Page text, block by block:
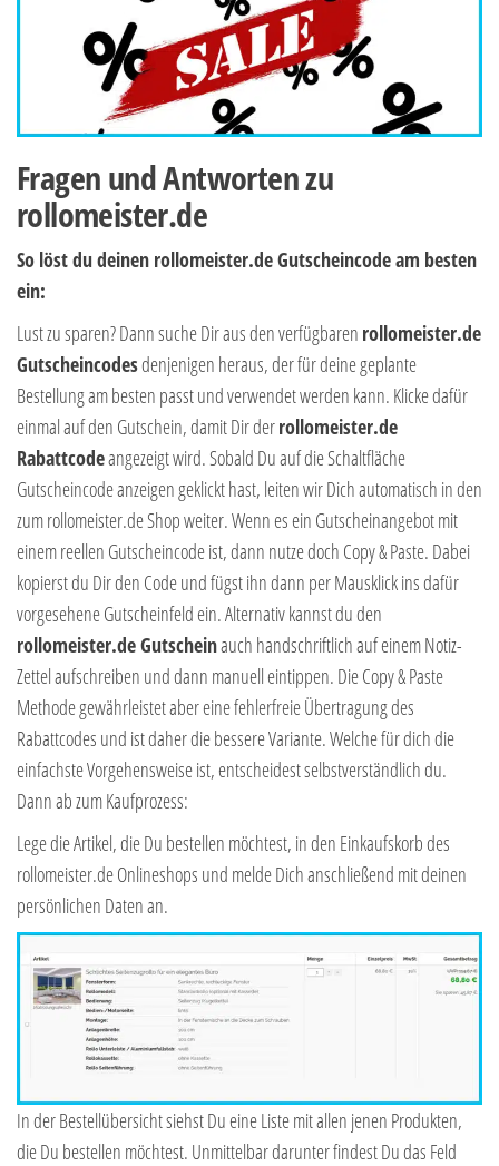
Fragen und Antworten zu
rollomeister.de
So löst du deinen rollomeister.de Gutscheincode am besten
ein:
Lust zu sparen? Dann suche Dir aus den verfügbaren rollomeister.de
Gutscheincodesdenjenigen heraus, der für deine geplante
Bestellung am besten passt und verwendet werden kann. Klicke dafür
einmal auf den Gutschein, damit Dir derrollomeister.de
Rabattcodeangezeigt wird. Sobald Du auf die Schaltfläche
Gutscheincode anzeigen geklickt hast, leiten wir Dich automatisch in den
zum rollomeister.de Shop weiter. Wenn es ein Gutscheinangebot mit
einem reellen Gutscheincode ist, dann nutze doch Copy & Paste. Dabei
kopierst du Dir den Code und fügst ihn dann per Mausklick ins dafür
vorgesehene Gutscheinfeld ein. Alternativ kannst du den
rollomeister.de Gutscheinauch handschriftlich auf einem Notiz-
Zettel aufschreiben und dann manuell eintippen. Die Copy & Paste
Methode gewährleistet aber eine fehlerfreie Übertragung des
Rabattcodes und ist daher die bessere Variante. Welche für dich die
einfachste Vorgehensweise ist, entscheidest selbstverständlich du.
Dann ab zum Kaufprozess:
Lege die Artikel, die Du bestellen möchtest, in den Einkaufskorb des
rollomeister.de Onlineshops und melde Dich anschließend mit deinen
persönlichen Daten an.
In der Bestellübersicht siehst Du eine Liste mit allen jenen Produkten,
die Du bestellen möchtest. Unmittelbar darunter findest Du das Feld